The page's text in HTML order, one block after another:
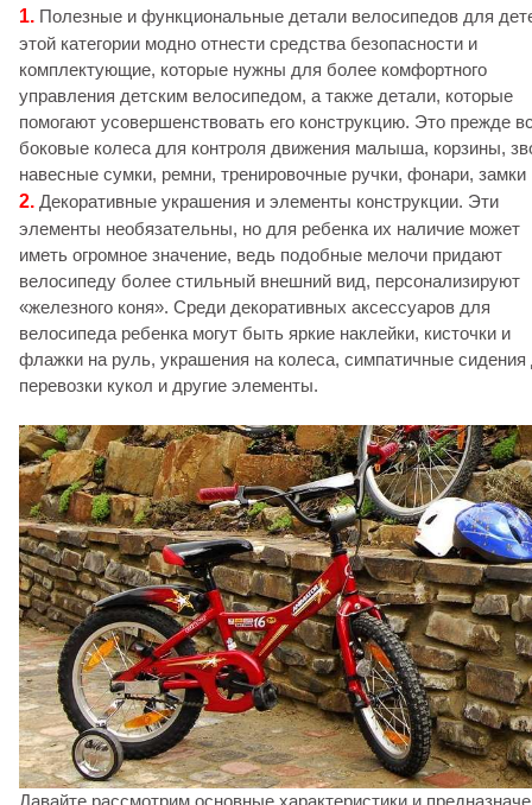
1. Полезные и функциональные детали велосипедов для
этой категории модно отнести средства безопасности и
комплектующие, которые нужны для более комфортного
управления детским велосипедом, а также детали, которые
помогают усовершенствовать его конструкцию. Это прежде
боковые колеса для контроля движения малыша, корзины,
навесные сумки, ремни, тренировочные ручки, фонари, замки
2. Декоративные украшения и элементы конструкции. Эти
элементы необязательны, но для ребенка их наличие может
иметь огромное значение, ведь подобные мелочи придают
велосипеду более стильный внешний вид, персонализируют
«железного коня». Среди декоративных аксессуаров для
велосипеда ребенка могут быть яркие наклейки, кисточки и
флажки на руль, украшения на колеса, симпатичные сидения
перевозки кукол и другие элементы.
Давайте рассмотрим основные характеристики и